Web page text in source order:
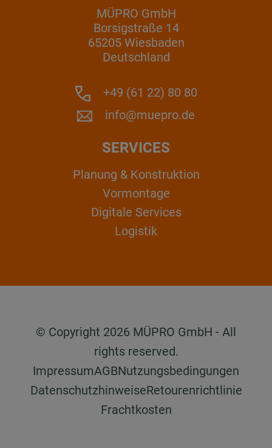
MÜPRO GmbH
Borsigstraße 14
65205 Wiesbaden
Deutschland
+49 (61 22) 80 80
info@muepro.de
SERVICES
Planung & Konstruktion
Vormontage
Digitale Services
Logistik
© Copyright 2026 MÜPRO GmbH - All
rights reserved.
ImpressumAGBNutzungsbedingungen
DatenschutzhinweiseRetourenrichtlinie
Frachtkosten